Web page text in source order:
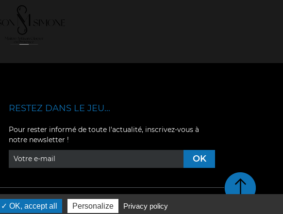
RESTEZ DANS LE JEU...
Pour rester informé de toute l'actualité, inscrivez-vous à
notre newsletter !
Retour en haut de page
OK, accept all Personalize Privacy policy